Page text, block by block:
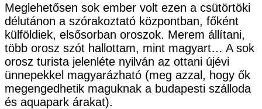
Meglehetősen sok ember volt ezen a csütörtöki
délutánon a szórakoztató központban, főként
külföldiek, elsősorban oroszok. Merem állítani,
több orosz szót hallottam, mint magyart… A sok
orosz turista jelenléte nyilván az ottani újévi
ünnepekkel magyarázható (meg azzal, hogy ők
megengedhetik maguknak a budapesti szálloda
és aquapark árakat).